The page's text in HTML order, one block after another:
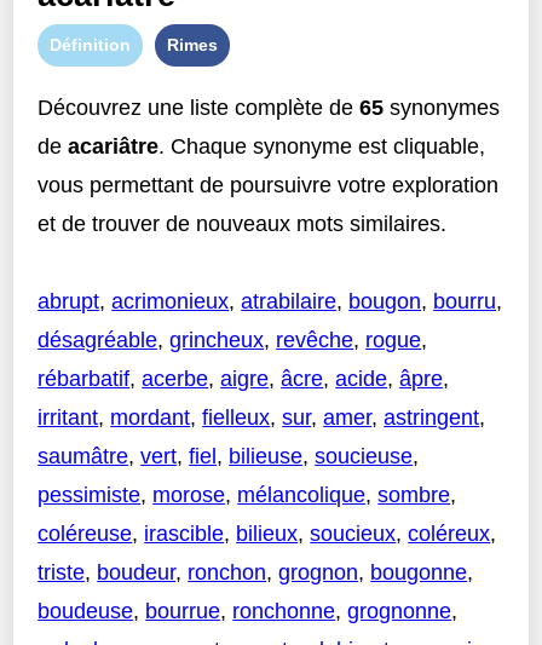
Définition Rimes
Découvrez une liste complète de65 synonymes
deacariâtre. Chaque synonyme est cliquable,
vous permettant de poursuivre votre exploration
et de trouver de nouveaux mots similaires.
abrupt,acrimonieux,atrabilaire, bougon, bourru,
désagréable,grincheux, revêche, rogue,
rébarbatif,acerbe,aigre,âcre,acide,âpre,
irritant, mordant,fielleux,sur,amer,astringent,
saumâtre,vert,fiel , bilieuse,soucieuse,
pessimiste, morose, mélancolique,sombre,
coléreuse, irascible, bilieux,soucieux,coléreux,
triste, boudeur, ronchon,grognon, bougonne,
boudeuse, bourrue, ronchonne,grognonne,